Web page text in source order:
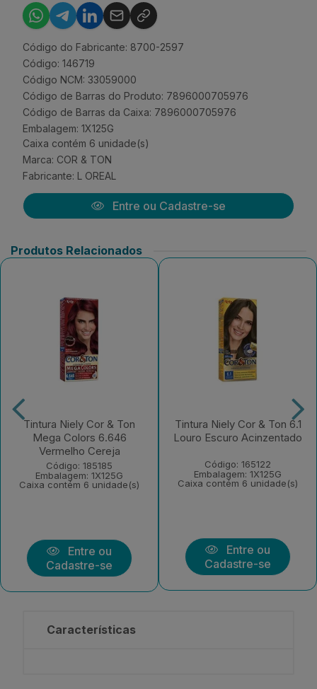
Código do Fabricante: 8700-2597
Código: 146719
Código NCM: 33059000
Código de Barras do Produto: 7896000705976
Código de Barras da Caixa: 7896000705976
Embalagem: 1X125G
Caixa contém 6 unidade(s)
Marca: COR & TON
Fabricante: L OREAL
Entre ou Cadastre-se
Produtos Relacionados
Tintura Niely Cor & Ton
Mega Colors 6.646
Vermelho Cereja
Código: 185185
Embalagem: 1X125G
Caixa contém 6 unidade(s)
Entre ou
Cadastre-se
Tintura Niely Cor & Ton 6.1
Louro Escuro Acinzentado
Código: 165122
Embalagem: 1X125G
Caixa contém 6 unidade(s)
Entre ou
Cadastre-se
Características